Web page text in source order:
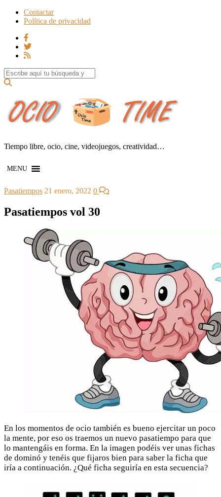
Contactar
Política de privacidad
Search for:
Tiempo libre, ocio, cine, videojuegos, creatividad…
MENU
Pasatiempos 21 enero, 2022 0
Pasatiempos vol 30
En los momentos de ocio también es bueno ejercitar un poco
la mente, por eso os traemos un nuevo pasatiempo para que
lo mantengáis en forma. En la imagen podéis ver unas fichas
de dominó y tenéis que fijaros bien para saber la ficha que
iría a continuación. ¿Qué ficha seguiría en esta secuencia?